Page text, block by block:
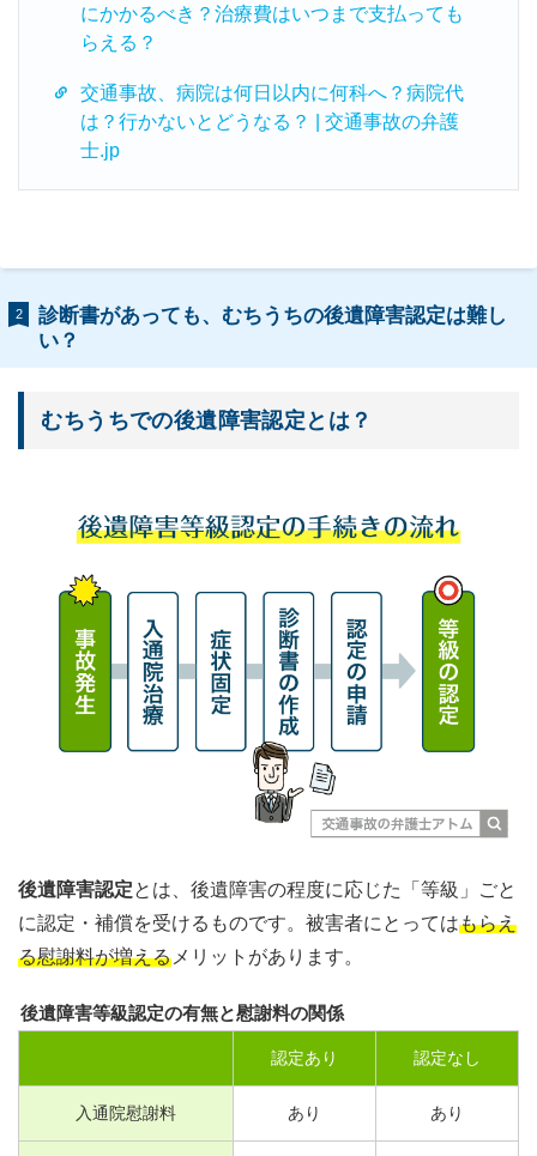
にかかるべき？治療費はいつまで支払っても
らえる？
交通事故、病院は何日以内に何科へ？病院代
は？行かないとどうなる？ | 交通事故の弁護
士.jp
2
診断書があっても、むちうちの後遺障害認定は難し
い？
むちうちでの後遺障害認定とは？
後遺障害認定とは、後遺障害の程度に応じた「等級」ごと
に認定・補償を受けるものです。被害者にとってはもらえ
る慰謝料が増える メリットがあります。
後遺障害等級認定の有無と慰謝料の関係
認定あり 認定なし
入通院慰謝料 あり あり